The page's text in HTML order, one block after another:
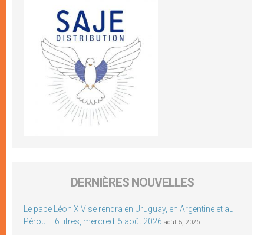
DERNIÈRES NOUVELLES
Le pape Léon XIV se rendra en Uruguay, en Argentine et au
Pérou – 6 titres, mercredi 5 août 2026 août 5, 2026